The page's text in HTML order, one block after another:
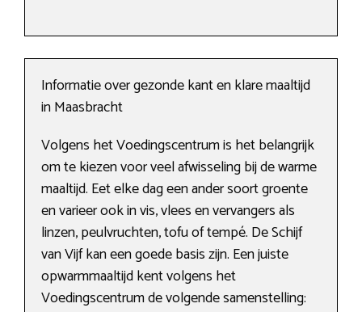
Informatie over gezonde kant en klare maaltijd
in Maasbracht
Volgens het Voedingscentrum is het belangrijk
om te kiezen voor veel afwisseling bij de warme
maaltijd. Eet elke dag een ander soort groente
en varieer ook in vis, vlees en vervangers als
linzen, peulvruchten, tofu of tempé. De Schijf
van Vijf kan een goede basis zijn. Een juiste
opwarmmaaltijd kent volgens het
Voedingscentrum de volgende samenstelling: